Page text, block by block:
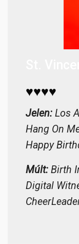
♥♥♥♥
Jelen: Los
Hang On
Happy
Múlt: Birth
Digital